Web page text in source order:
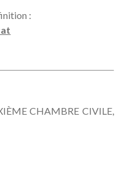
:
CHAMBRE CIVILE,